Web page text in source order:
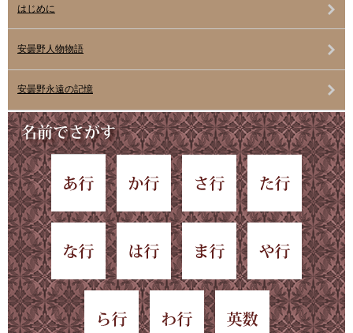
はじめに
安曇野人物物語
安曇野永遠の記憶